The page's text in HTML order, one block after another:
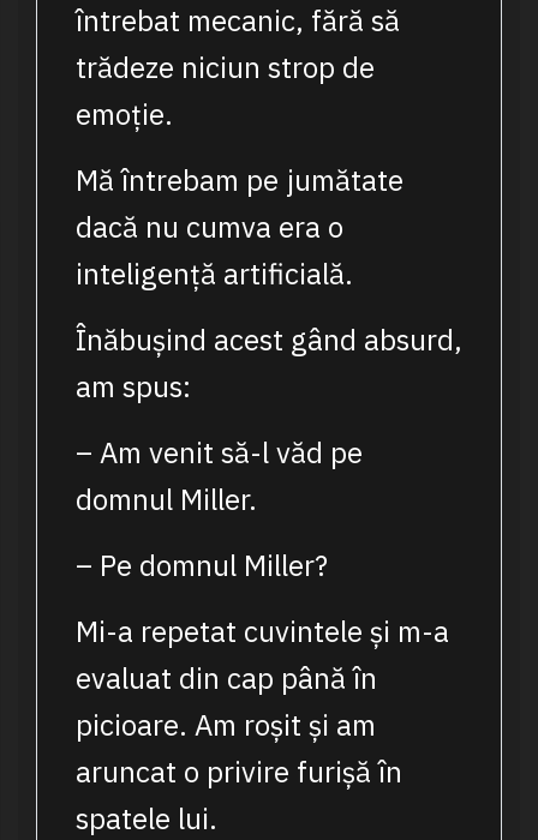
întrebat mecanic, fără să
trădeze niciun strop de
emoție.
Mă întrebam pe jumătate
dacă nu cumva era o
inteligență artificială.
Înăbușind acest gând absurd,
am spus:
– Am venit să-l văd pe
domnul Miller.
– Pe domnul Miller?
Mi-a repetat cuvintele și m-a
evaluat din cap până în
picioare. Am roșit și am
aruncat o privire furișă în
spatele lui.